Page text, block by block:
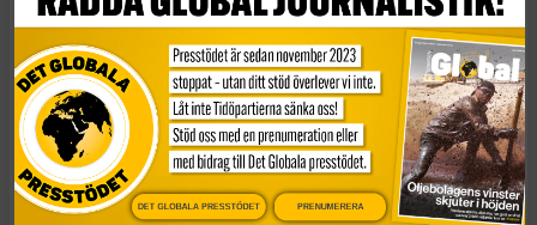
både mig och mitt liv medan han aggressivt slog sig fram
till en maktposition i min bransch. Fastän han blivit dömd
och min nedtecknade berättelse landade som en bomb
tog hierarkins högsta höns honom under sin
beskyddande vinge. Men det riktiga dråpslaget kom från
vänner och kollegor jag litat på, som ryggradslöst höll
förövaren om ryggen.
DET GLOBALA PRESSTÖDET PRENUMERERA